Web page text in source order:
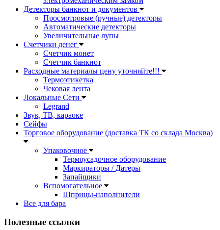
Детекторы банкнот и документов
Просмотровые (ручные) детекторы
Автоматические детекторы
Увеличительные лупы
Счетчики денег
Счетчик монет
Счетчик банкнот
Расходные материалы цену уточняйте!!!
Термоэтикетка
Чековая лента
Локальные Сети
Legrand
Звук, ТВ, караоке
Сейфы
Торговое оборудование (доставка ТК со склада Москва)
Упаковочное
Термоусадочное оборудование
Маркираторы / Датеры
Запайщики
Вспомогательное
Шприцы-наполнители
Все для бара
Полезные ссылки